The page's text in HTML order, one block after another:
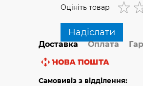
Оцініть товар
Надіслати
Доставка Оплата
Самовивіз з відділення: